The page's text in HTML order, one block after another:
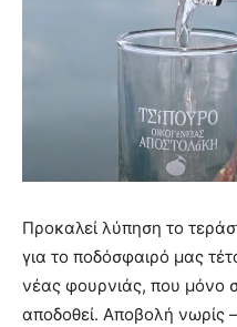
Προκαλεί λύπηση το
για το ποδόσφαιρό μας
νέας φουρνιάς, που μόνο
αποδοθεί. Αποβολή νωρίς